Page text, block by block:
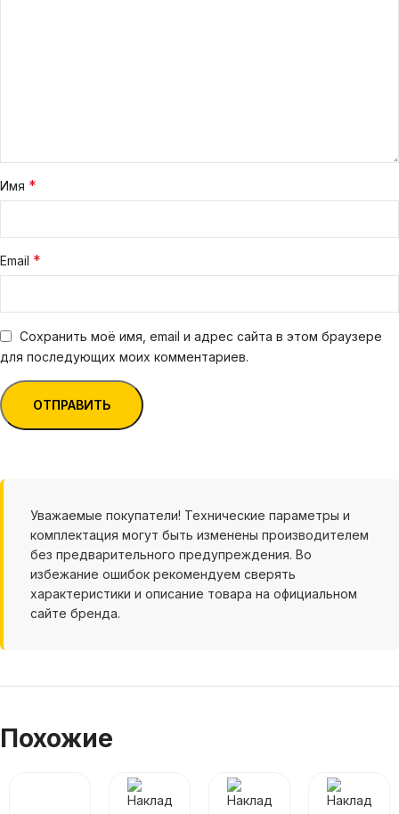
Имя *
Email *
Сохранить моё имя, email и адрес сайта в этом браузере
для последующих моих комментариев.
Уважаемые покупатели! Технические параметры и
комплектация могут быть изменены производителем
без предварительного предупреждения. Во
избежание ошибок рекомендуем сверять
характеристики и описание товара на официальном
сайте бренда.
Похожие